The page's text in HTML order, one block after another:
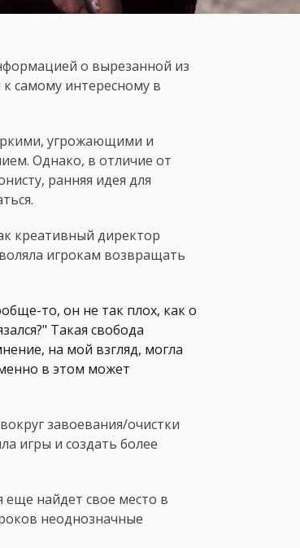
о вырезанной из
самому интересному в
угрожающими и
Однако, в отличие от
ранняя идея для
креативный директор
игрокам возвращать
то, он не так плох, как о
Такая свобода
на мой взгляд, могла
в этом может
завоевания/очистки
игры и создать более
еще найдет свое место в
неоднозначные